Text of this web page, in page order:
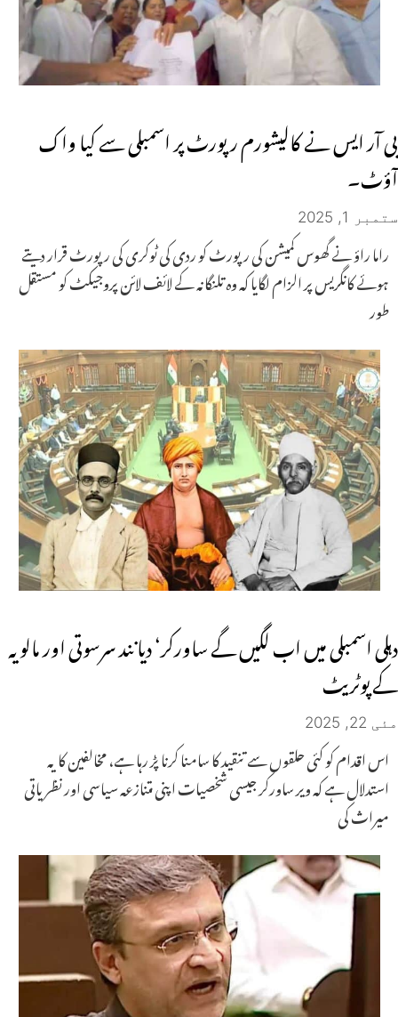
بی آر ایس نے کالیشورم رپورٹ پر اسمبلی سے کیا واک
آؤٹ۔
ستمبر 1, 2025
راما راؤ نے گھوس کمیشن کی رپورٹ کو ردی کی ٹوکری کی رپورٹ قرار دیتے
ہوئے کانگریس پر الزام لگایا کہ وہ تلنگانہ کے لائف لائن پروجیکٹ کو مستقل
طور
دہلی اسمبلی میں اب لگیں گے ساورکر‘ دیانند سرسوتی اور مالویہ
کے پوٹریٹ
مئی 22, 2025
اس اقدام کو کئی حلقوں سے تنقید کا سامنا کرنا پڑ رہا ہے، مخالفین کا یہ
استدلال ہے کہ ویر ساورکر جیسی شخصیات اپنی متنازعہ سیاسی اور نظریاتی
میراث کی